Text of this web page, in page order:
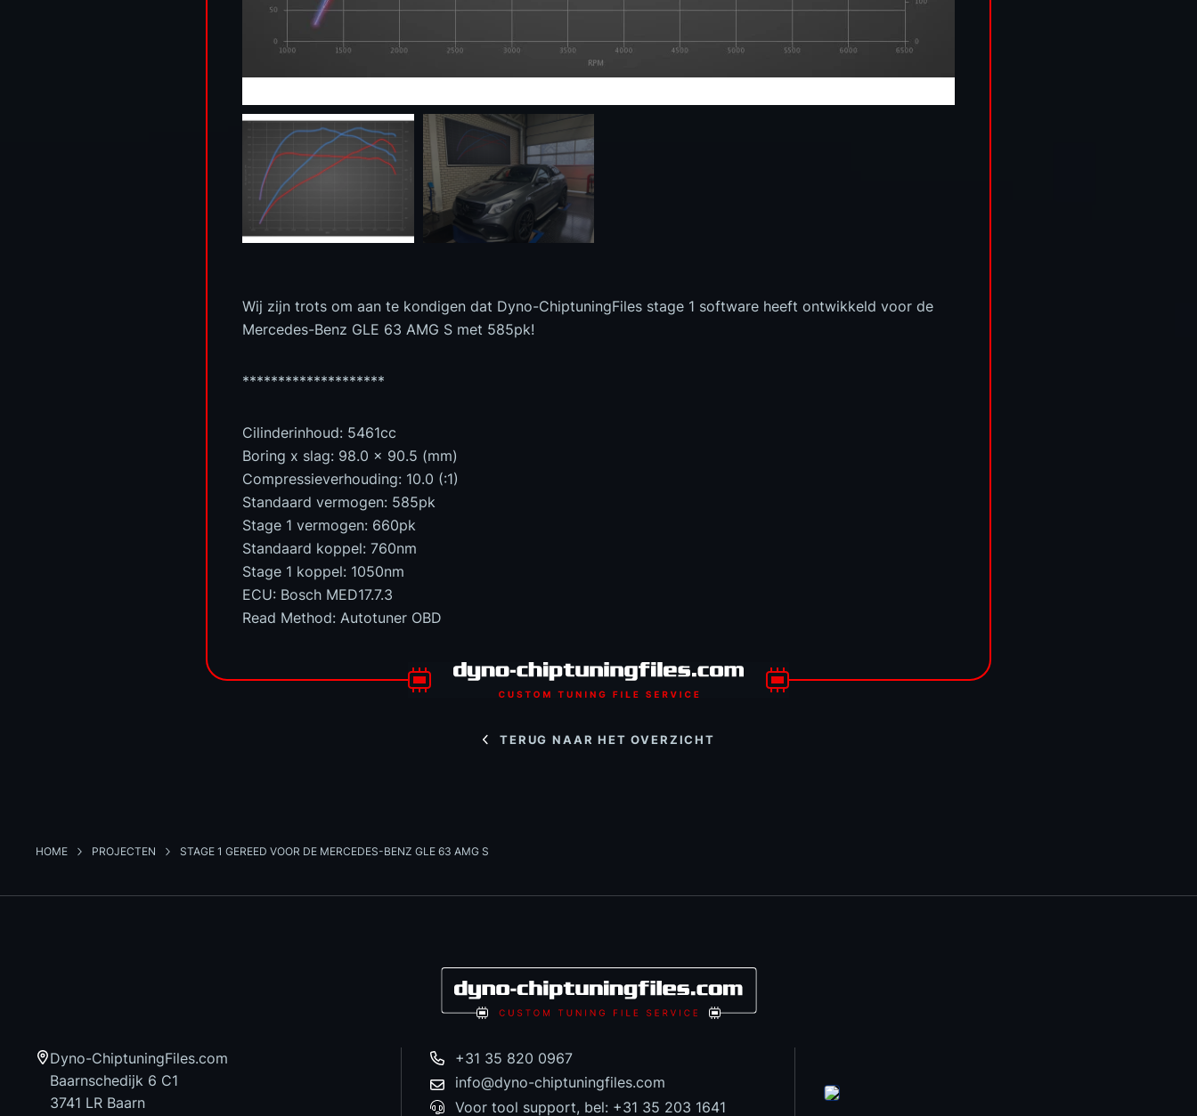
Wij zijn trots om aan te kondigen dat Dyno-ChiptuningFiles stage 1 software heeft ontwikkeld voor de
Mercedes-Benz GLE 63 AMG S met 585pk!
********************
Cilinderinhoud: 5461cc
Boring x slag: 98.0 x 90.5 (mm)
Compressieverhouding: 10.0 (:1)
Standaard vermogen: 585pk
Stage 1 vermogen: 660pk
Standaard koppel: 760nm
Stage 1 koppel: 1050nm
ECU: Bosch MED17.7.3
Read Method: Autotuner OBD
TERUG NAAR HET OVERZICHT
HOME PROJECTEN STAGE 1 GEREED VOOR DE MERCEDES-BENZ GLE 63 AMG S
Dyno-ChiptuningFiles.com
Baarnschedijk 6 C1
3741 LR Baarn
+31 35 820 0967
info@dyno-chiptuningfiles.com
Voor tool support, bel: +31 35 203 1641